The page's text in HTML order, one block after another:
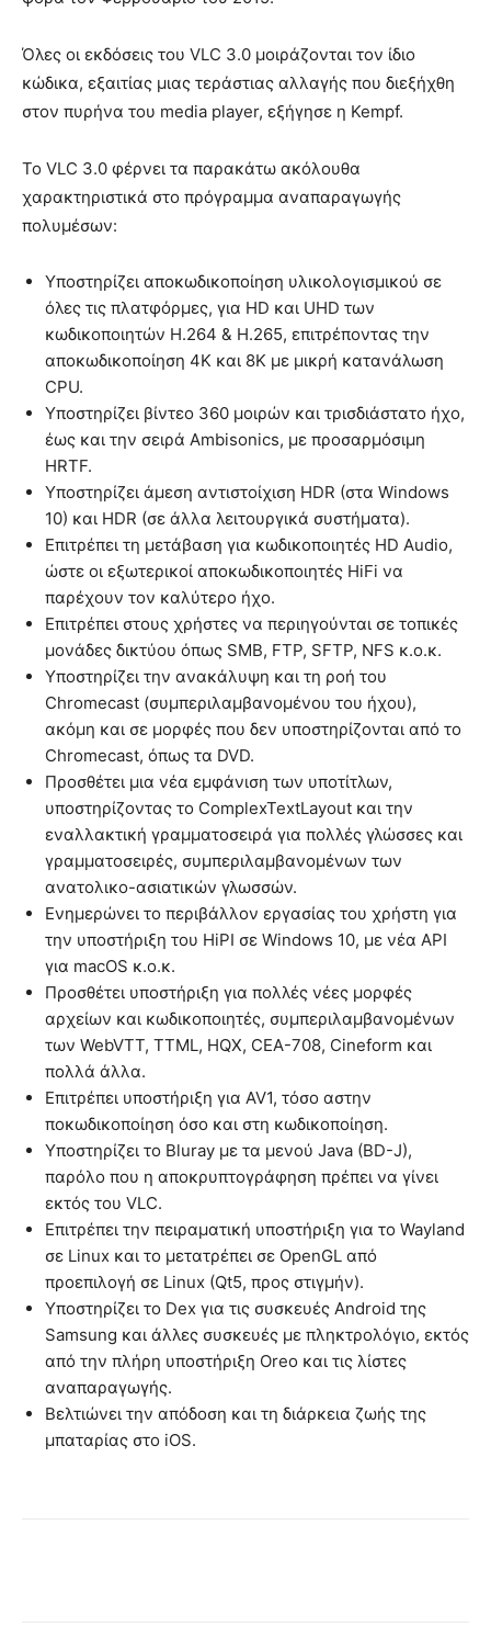
Όλες οι εκδόσεις του VLC 3.0 μοιράζονται τον ίδιο
κώδικα, εξαιτίας μιας τεράστιας αλλαγής που διεξήχθη
στον πυρήνα του media player, εξήγησε η Kempf.
Το VLC 3.0 φέρνει τα παρακάτω ακόλουθα
χαρακτηριστικά στο πρόγραμμα αναπαραγωγής
πολυμέσων:
Υποστηρίζει αποκωδικοποίηση υλικολογισμικού σε
όλες τις πλατφόρμες, για HD και UHD των
κωδικοποιητών H.264 & H.265, επιτρέποντας την
αποκωδικοποίηση 4K και 8K με μικρή κατανάλωση
CPU.
Υποστηρίζει βίντεο 360 μοιρών και τρισδιάστατο ήχο,
έως και την σειρά Ambisonics, με προσαρμόσιμη
HRTF.
Υποστηρίζει άμεση αντιστοίχιση HDR (στα Windows
10) και HDR (σε άλλα λειτουργικά συστήματα).
Επιτρέπει τη μετάβαση για κωδικοποιητές HD Audio,
ώστε οι εξωτερικοί αποκωδικοποιητές HiFi να
παρέχουν τον καλύτερο ήχο.
Επιτρέπει στους χρήστες να περιηγούνται σε τοπικές
μονάδες δικτύου όπως SMB, FTP, SFTP, NFS κ.ο.κ.
Υποστηρίζει την ανακάλυψη και τη ροή του
Chromecast (συμπεριλαμβανομένου του ήχου),
ακόμη και σε μορφές που δεν υποστηρίζονται από το
Chromecast, όπως τα DVD.
Προσθέτει μια νέα εμφάνιση των υποτίτλων,
υποστηρίζοντας το ComplexTextLayout και την
εναλλακτική γραμματοσειρά για πολλές γλώσσες και
γραμματοσειρές, συμπεριλαμβανομένων των
ανατολικο-ασιατικών γλωσσών.
Ενημερώνει το περιβάλλον εργασίας του χρήστη για
την υποστήριξη του HiPI σε Windows 10, με νέα API
για macOS κ.ο.κ.
Προσθέτει υποστήριξη για πολλές νέες μορφές
αρχείων και κωδικοποιητές, συμπεριλαμβανομένων
των WebVTT, TTML, HQX, CEA-708, Cineform και
πολλά άλλα.
Επιτρέπει υποστήριξη για AV1, τόσο αστην
ποκωδικοποίηση όσο και στη κωδικοποίηση.
Υποστηρίζει το Bluray με τα μενού Java (BD-J),
παρόλο που η αποκρυπτογράφηση πρέπει να γίνει
εκτός του VLC.
Επιτρέπει την πειραματική υποστήριξη για το Wayland
σε Linux και το μετατρέπει σε OpenGL από
προεπιλογή σε Linux (Qt5, προς στιγμήν).
Υποστηρίζει το Dex για τις συσκευές Android της
Samsung και άλλες συσκευές με πληκτρολόγιο, εκτός
από την πλήρη υποστήριξη Oreo και τις λίστες
αναπαραγωγής.
Βελτιώνει την απόδοση και τη διάρκεια ζωής της
μπαταρίας στο iOS.